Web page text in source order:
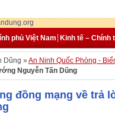
phủ Việt Nam Kinh tế – Chính
Dũng » An Ninh Quốc Phòng -
Nguyễn Tấn Dũng
đồng mạng về trả